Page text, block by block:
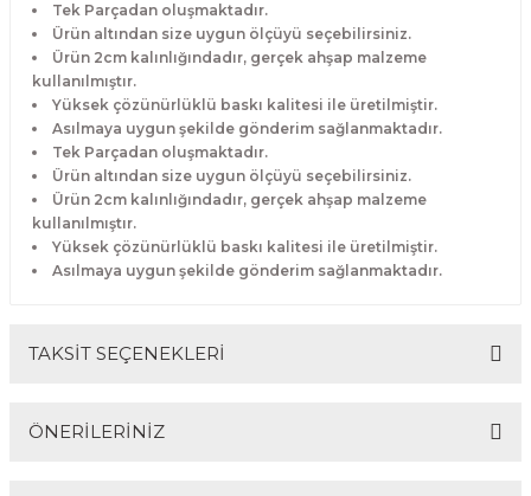
Tek Parçadan oluşmaktadır.
Ürün altından size uygun ölçüyü seçebilirsiniz.
Ürün 2cm kalınlığındadır, gerçek ahşap malzeme
kullanılmıştır.
Yüksek çözünürlüklü baskı kalitesi ile üretilmiştir.
Asılmaya uygun şekilde gönderim sağlanmaktadır.
Tek Parçadan oluşmaktadır.
Ürün altından size uygun ölçüyü seçebilirsiniz.
Ürün 2cm kalınlığındadır, gerçek ahşap malzeme
kullanılmıştır.
Yüksek çözünürlüklü baskı kalitesi ile üretilmiştir.
Asılmaya uygun şekilde gönderim sağlanmaktadır.
TAKSİT SEÇENEKLERİ
ÖNERİLERİNİZ